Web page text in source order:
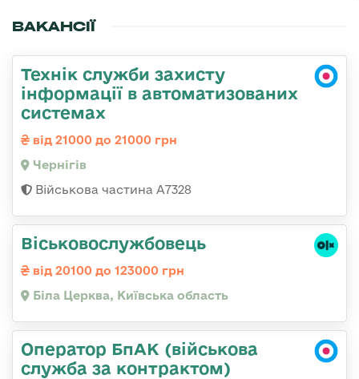
ВАКАНСІЇ
Технік служби захисту
інформації в автоматизованих
системах
від 21000 до 21000 грн
Чернігів
Військова частина А7328
Віськовослужбовець
від 20100 до 123000 грн
Біла Церква, Київська область
Оператор БпАК (військова
служба за контрактом)